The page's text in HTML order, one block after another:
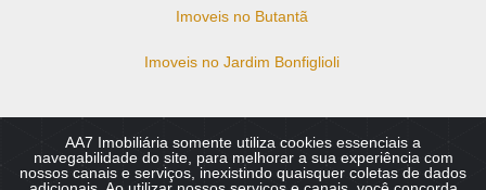
AA7 Imobiliária somente utiliza cookies essenciais a
navegabilidade do site, para melhorar a sua experiência com
nossos canais e serviços, inexistindo quaisquer coletas de dados
Imoveis no Butantã
Imoveis no Jardim Bonfiglioli
Copyright © 2026 - AA7 Imobiliaria - Imoveis no Butantã,
Bonfiglioli, Vila Sônia, Guedala. :: CRECI 49.810-J Todos os direitos
reservados.